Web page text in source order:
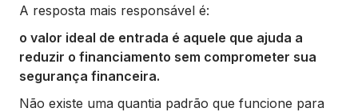
A resposta mais responsável é:
o valor ideal de entrada é aquele que ajuda a
reduzir o financiamento sem comprometer sua
segurança financeira.
Não existe uma quantia padrão que funcione para